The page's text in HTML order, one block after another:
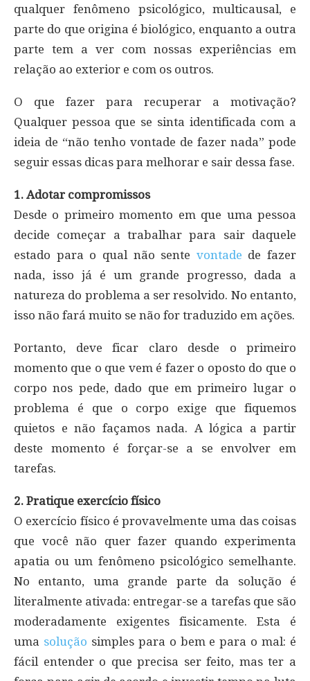
qualquer fenômeno psicológico, multicausal, e
parte do que origina é biológico, enquanto a outra
parte tem a ver com nossas experiências em
relação ao exterior e com os outros.
O que fazer para recuperar a motivação?
Qualquer pessoa que se sinta identificada com a
ideia de “não tenho vontade de fazer nada” pode
seguir essas dicas para melhorar e sair dessa fase.
1. Adotar compromissos
Desde o primeiro momento em que uma pessoa
decide começar a trabalhar para sair daquele
estado para o qual não sente vontade de fazer
nada, isso já é um grande progresso, dada a
natureza do problema a ser resolvido. No entanto,
isso não fará muito se não for traduzido em ações.
Portanto, deve ficar claro desde o primeiro
momento que o que vem é fazer o oposto do que o
corpo nos pede, dado que em primeiro lugar o
problema é que o corpo exige que fiquemos
quietos e não façamos nada. A lógica a partir
deste momento é forçar-se a se envolver em
tarefas.
2. Pratique exercício físico
O exercício físico é provavelmente uma das coisas
que você não quer fazer quando experimenta
apatia ou um fenômeno psicológico semelhante.
No entanto, uma grande parte da solução é
literalmente ativada: entregar-se a tarefas que são
moderadamente exigentes fisicamente. Esta é
uma solução simples para o bem e para o mal: é
fácil entender o que precisa ser feito, mas ter a